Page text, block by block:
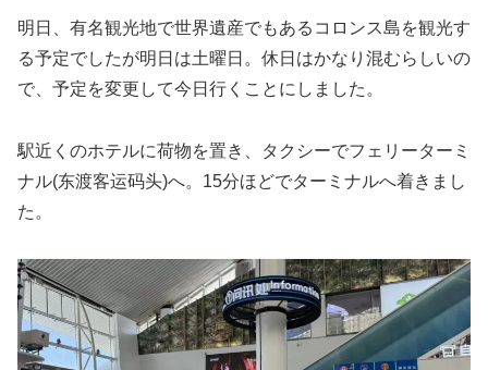
明日、有名観光地で世界遺産でもあるコロンス島を観光す
る予定でしたが明日は土曜日。休日はかなり混むらしいの
で、予定を変更して今日行くことにしました。
駅近くのホテルに荷物を置き、タクシーでフェリーターミ
ナル(东渡客运码头)へ。15分ほどでターミナルへ着きまし
た。